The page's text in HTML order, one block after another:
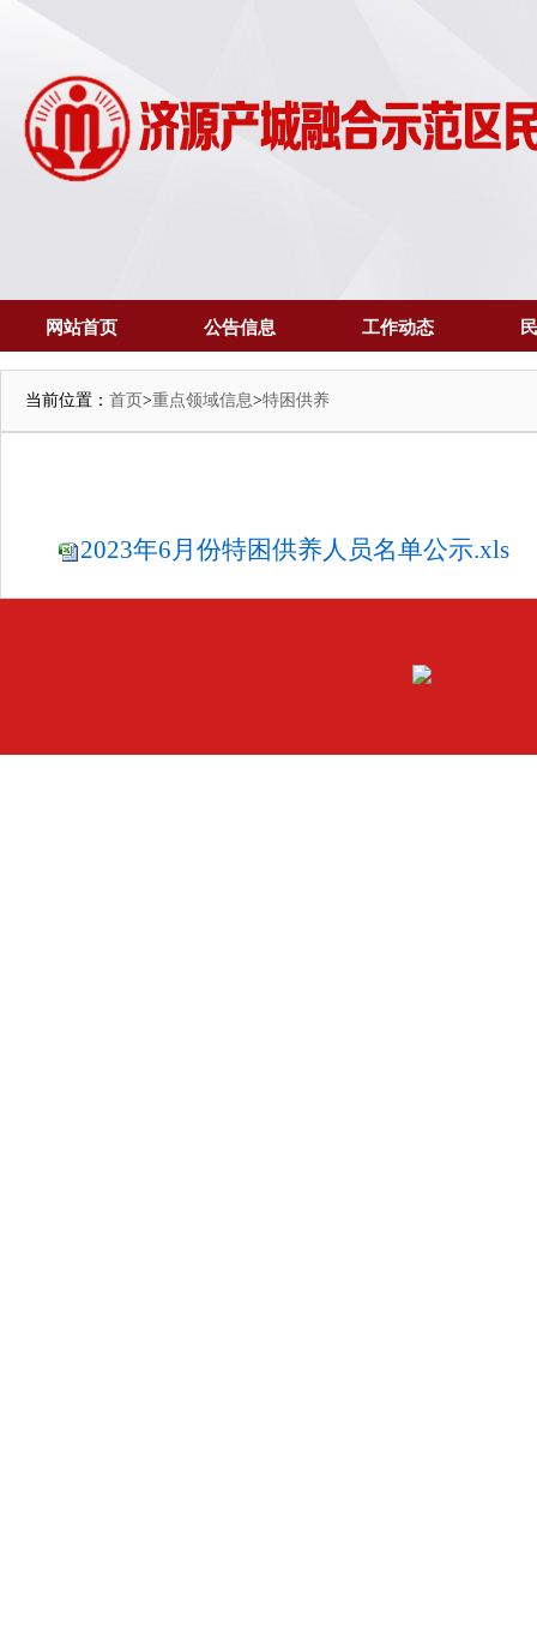
网站首页 公告信息 工作动态
当前位置： 首页 >重点领域信息>特困供养
2023年6月份特困供养人员名单公示.xls